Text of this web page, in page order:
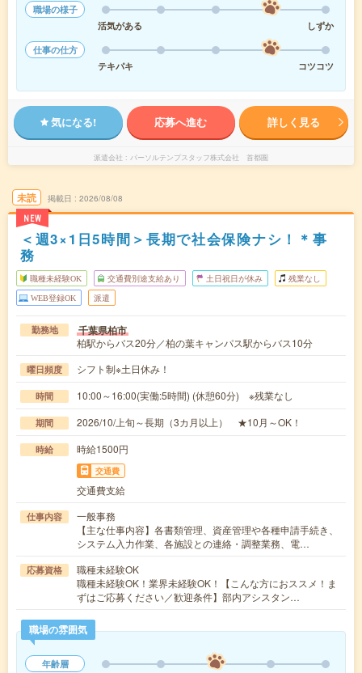
職場の様子
活気がある
しずか
仕事の仕方
テキパキ
コツコツ
気になる! 応募へ進む 詳しく見る
派遣会社 パーソルテンプスタッフ株式会社 首都圏
未読
NEW
掲載日 2026/08/08
＜週3×1日5時間＞長期で社会保険ナシ！＊事
務
職種未経験OK 交通費別途支給あり 土日祝日が休み 残業なし
WEB登録OK 派遣
勤務地 千葉県柏市
柏駅からバス20分／柏の葉キャンパス駅からバス10分
曜日頻度 シフト制※土日休み！
時間 10:00～16:00(実働:5時間) (休憩60分) ※残業なし
期間 2026/10/上旬～長期（3カ月以上） ★10月～OK！
時給 時給1500円
交通費
交通費支給
仕事内容
一般事務
【主な仕事内容】各書類管理、資産管理や各種申請手続き、
システム入力作業、各施設との連絡・調整業務、電…
応募資格
職種未経験OK
職種未経験OK！業界未経験OK！【こんな方におススメ！ま
ずはご応募ください／歓迎条件】部内アシスタン…
職場の雰囲気
年齢層